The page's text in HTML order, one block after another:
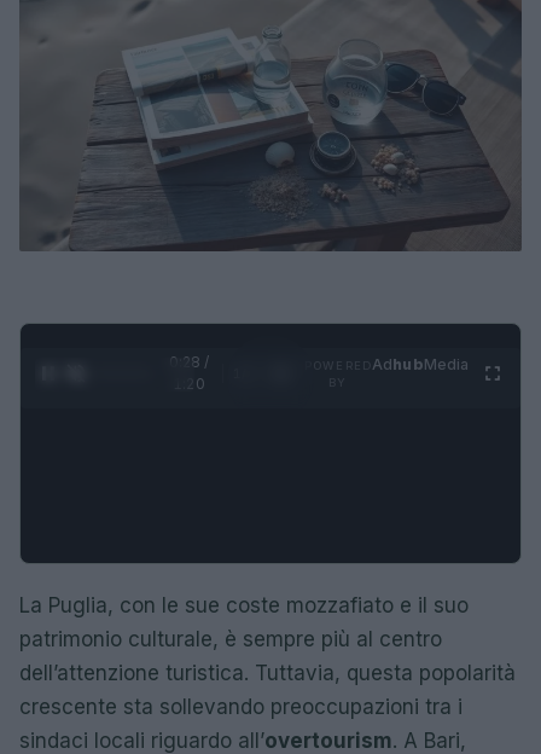
0:29 /
1:20
AdhubMedia
La Puglia, con le sue coste mozzafiato e il suo
patrimonio culturale, è sempre più al centro
dell’attenzione turistica. Tuttavia, questa popolarità
crescente sta sollevando preoccupazioni tra i
sindaci locali riguardo all’overtourism. A Bari,